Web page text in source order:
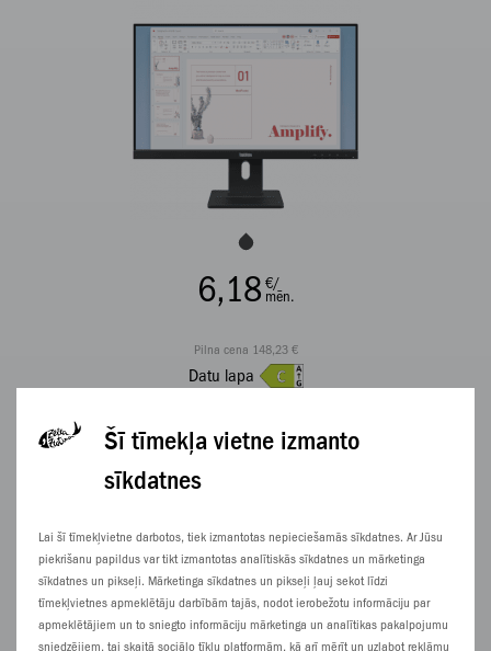
Šī tīmekļa vietne izmanto
sīkdatnes
Lai šī tīmekļvietne darbotos, tiek izmantotas nepieciešamās sīkdatnes. Ar Jūsu
piekrišanu papildus var tikt izmantotas analītiskās sīkdatnes un mārketinga
sīkdatnes un pikseļi. Mārketinga sīkdatnes un pikseļi ļauj sekot līdzi
tīmekļvietnes apmeklētāju darbībām tajās, nodot ierobežotu informāciju par
apmeklētājiem un to sniegto informāciju mārketinga un analītikas pakalpojumu
sniedzējiem, tai skaitā sociālo tīklu platformām, kā arī mērīt un uzlabot reklāmu
6,18 €/
mēn.
Pilna cena 148,23 €
Datu lapa
31.5" / P3225QE